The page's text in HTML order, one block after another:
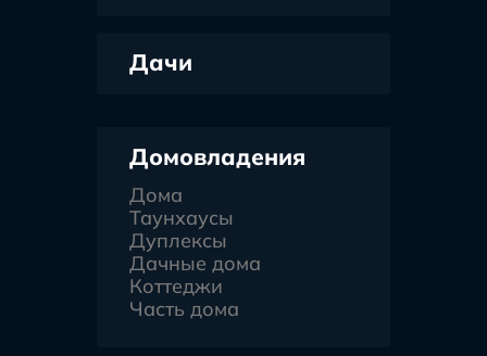
Дачи
Домовладения
Дома
Таунхаусы
Дуплексы
Дачные дома
Коттеджи
Часть дома